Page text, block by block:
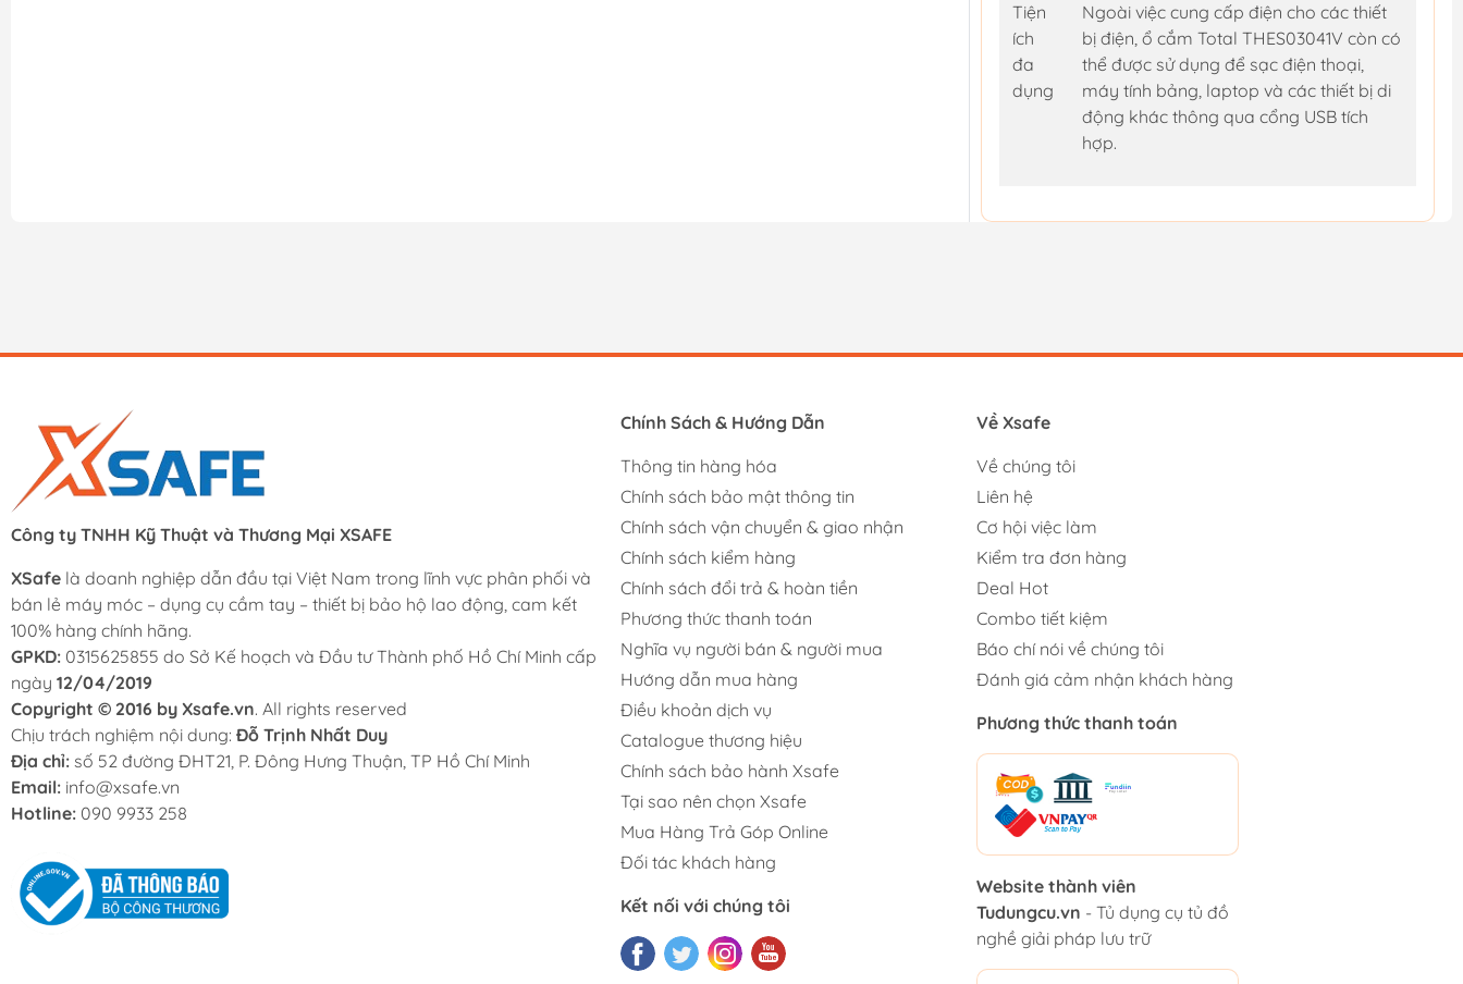
Tiện
ích
đa
dụng
Ngoài việc cung cấp điện cho các thiết
bị điện, ổ cắm Total THES03041V còn có
thể được sử dụng để sạc điện thoại,
máy tính bảng, laptop và các thiết bị di
động khác thông qua cổng USB tích
hợp.
Công ty TNHH Kỹ Thuật và Thương Mại XSAFE
XSafe là doanh nghiệp dẫn đầu tại Việt Nam trong lĩnh vực phân phối và
bán lẻ máy móc – dụng cụ cầm tay – thiết bị bảo hộ lao động, cam kết
100% hàng chính hãng.
GPKD: 0315625855 do Sở Kế hoạch và Đầu tư Thành phố Hồ Chí Minh cấp
ngày 12/04/2019
Copyright © 2016 by Xsafe.vn. All rights reserved
Chịu trách nghiệm nội dung: Đỗ Trịnh Nhất Duy
Địa chỉ: số 52 đường ĐHT21, P. Đông Hưng Thuận, TP Hồ Chí Minh
Email: info@xsafe.vn
Hotline: 090 9933 258
Chính Sách & Hướng Dẫn
Thông tin hàng hóa
Chính sách bảo mật thông tin
Chính sách vận chuyển & giao nhận
Chính sách kiểm hàng
Chính sách đổi trả & hoàn tiền
Phương thức thanh toán
Nghĩa vụ người bán & người mua
Hướng dẫn mua hàng
Điều khoản dịch vụ
Catalogue thương hiệu
Chính sách bảo hành Xsafe
Tại sao nên chọn Xsafe
Mua Hàng Trả Góp Online
Đối tác khách hàng
Kết nối với chúng tôi
Về Xsafe
Về chúng tôi
Liên hệ
Cơ hội việc làm
Kiểm tra đơn hàng
Deal Hot
Combo tiết kiệm
Báo chí nói về chúng tôi
Đánh giá cảm nhận khách hàng
Phương thức thanh toán
Website thành viên
Tudungcu.vn - Tủ dụng cụ tủ đồ
nghề giải pháp lưu trữ